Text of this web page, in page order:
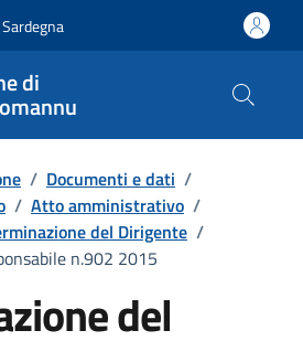
di
/ Documenti e dati /
/ Atto amministrativo /
del Dirigente /
n.902 2015
del